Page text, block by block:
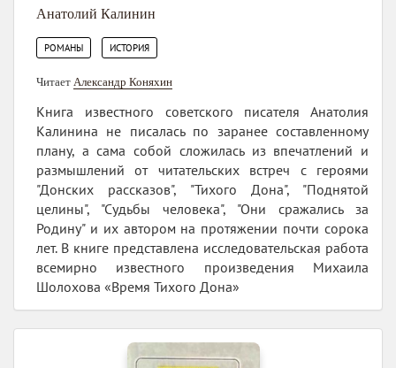
Анатолий Калинин
РОМАНЫ ИСТОРИЯ
Читает Александр Коняхин
Книга известного советского писателя Анатолия
Калинина не писалась по заранее составленному
плану, а сама собой сложилась из впечатлений и
размышлений от читательских встреч с героями
"Донских рассказов", "Тихого Дона", "Поднятой
целины", "Судьбы человека", "Они сражались за
Родину" и их автором на протяжении почти сорока
лет. В книге представлена исследовательская работа
всемирно известного произведения Михаила
Шолохова «Время Тихого Дона»